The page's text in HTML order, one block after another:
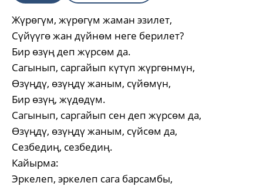
Жүрөгүм, жүрөгүм жаман эзилет,
Сүйүүгө жан дүйнөм неге берилет?
Бир өзүң деп жүрсөм да.
Сагынып, саргайып күтүп жүргөнмүн,
Өзүңдү, өзүңдү жаным, сүйөмүн,
Бир өзүң, жүдөдүм.
Сагынып, саргайып сен деп жүрсөм да,
Өзүңдү, өзүңдү жаным, сүйсөм да,
Сезбедиң, сезбедиң.
Кайырма:
Эркелеп, эркелеп сага барсамбы,